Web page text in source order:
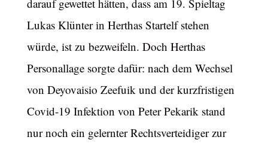
darauf gewettet hätten, dass am 19. Spieltag
Lukas Klünter in Herthas Startelf stehen
würde, ist zu bezweifeln. Doch Herthas
Personallage sorgte dafür: nach dem Wechsel
von Deyovaisio Zeefuik und der kurzfristigen
Covid-19 Infektion von Peter Pekarik stand
nur noch ein gelernter Rechtsverteidiger zur